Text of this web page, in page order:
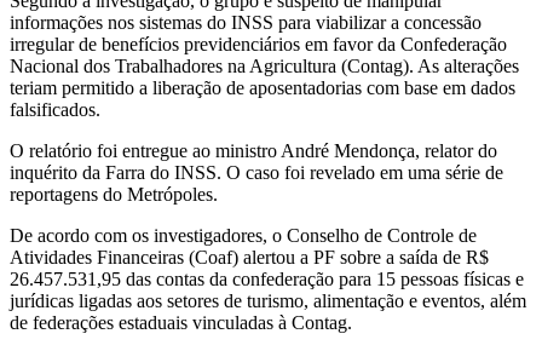
informações nos sistemas do INSS para viabilizar a concessão
irregular de benefícios previdenciários em favor da Confederação
Nacional dos Trabalhadores na Agricultura (Contag). As alterações
teriam permitido a liberação de aposentadorias com base em dados
falsificados.
O relatório foi entregue ao ministro André Mendonça, relator do
inquérito da Farra do INSS. O caso foi revelado em uma série de
reportagens do Metrópoles.
De acordo com os investigadores, o Conselho de Controle de
Atividades Financeiras (Coaf) alertou a PF sobre a saída de R$
26.457.531,95 das contas da confederação para 15 pessoas físicas e
jurídicas ligadas aos setores de turismo, alimentação e eventos, além
de federações estaduais vinculadas à Contag.